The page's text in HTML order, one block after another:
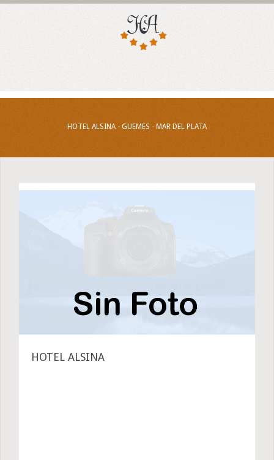
HOTEL ALSINA - GUEMES - MAR DEL PLATA
HOTEL ALSINA